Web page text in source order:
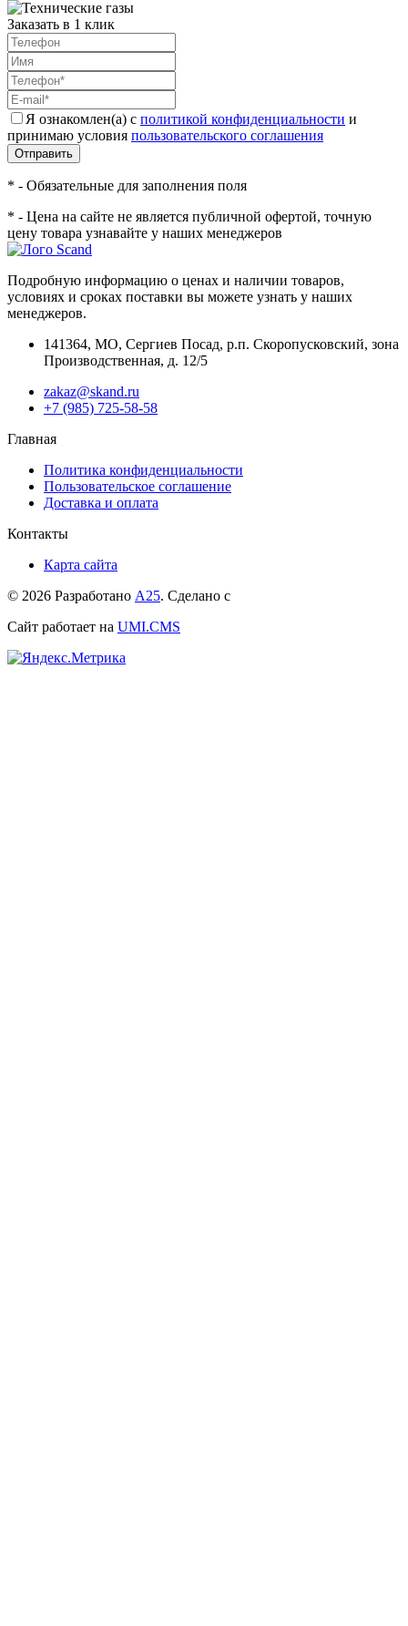
Заказать в 1 клик
Я ознакомлен(а) с политикой конфиденциальности и
принимаю условия пользовательского соглашения
Отправить
* - Обязательные для заполнения поля
* - Цена на сайте не является публичной офертой, точную
цену товара узнавайте у наших менеджеров
Подробную информацию о ценах и наличии товаров,
условиях и сроках поставки вы можете узнать у наших
менеджеров.
141364, МО, Сергиев Посад, р.п. Скоропусковский, зона
Производственная, д. 12/5
zakaz@skand.ru
+7 (985) 725-58-58
Главная
Политика конфиденциальности
Пользовательское соглашение
Доставка и оплата
Контакты
Карта сайта
© 2026 Разработано А25. Сделано с
Сайт работает на UMI.CMS